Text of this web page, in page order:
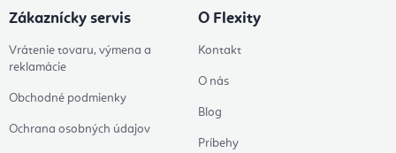
Zákaznícky servis
Vrátenie tovaru, výmena a
reklamácie
Obchodné podmienky
Ochrana osobných údajov
O Flexity
Kontakt
O nás
Blog
Príbehy